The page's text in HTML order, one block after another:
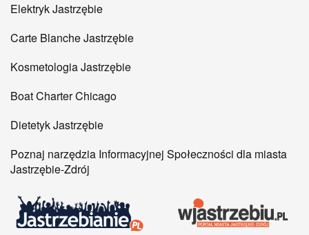
Elektryk Jastrzębie
Carte Blanche Jastrzębie
Kosmetologia Jastrzębie
Boat Charter Chicago
Dietetyk Jastrzębie
Poznaj narzędzia Informacyjnej Społeczności dla miasta
Jastrzębie-Zdrój